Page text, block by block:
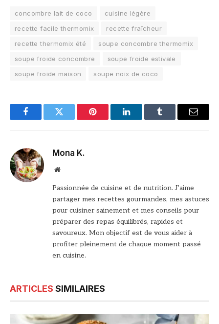
concombre lait de coco
cuisine légère
recette facile thermomix
recette fraîcheur
recette thermomix été
soupe concombre thermomix
soupe froide concombre
soupe froide estivale
soupe froide maison
soupe noix de coco
FacebookTwitter Pinterest LinkedInTumblr Email
Mona K.
Site
Passionnée de cuisine et de nutrition. J’aime
partager mes recettes gourmandes, mes astuces
pour cuisiner sainement et mes conseils pour
préparer des repas équilibrés, rapides et
savoureux. Mon objectif est de vous aider à
profiter pleinement de chaque moment passé
en cuisine.
ARTICLES SIMILAIRES
© DR